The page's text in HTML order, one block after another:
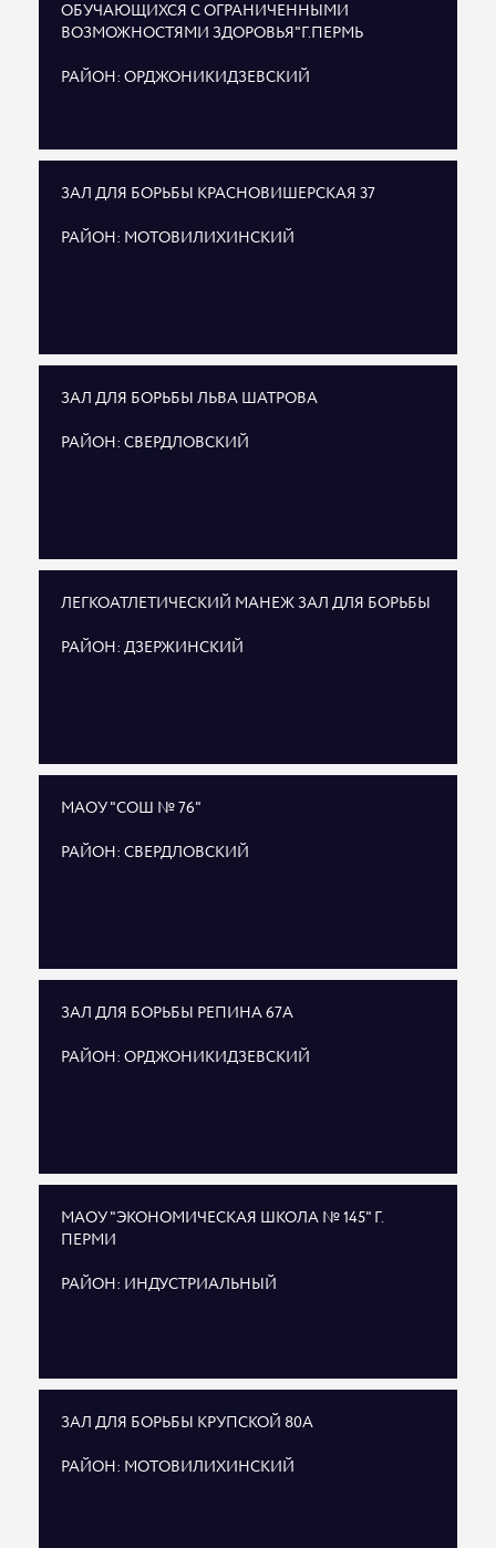
ОБУЧАЮЩИХСЯ С ОГРАНИЧЕННЫМИ
ВОЗМОЖНОСТЯМИ ЗДОРОВЬЯ"Г.ПЕРМЬ
РАЙОН: ОРДЖОНИКИДЗЕВСКИЙ
ЗАЛ ДЛЯ БОРЬБЫ КРАСНОВИШЕРСКАЯ 37
РАЙОН: МОТОВИЛИХИНСКИЙ
ЗАЛ ДЛЯ БОРЬБЫ ЛЬВА ШАТРОВА
РАЙОН: СВЕРДЛОВСКИЙ
ЛЕГКОАТЛЕТИЧЕСКИЙ МАНЕЖ ЗАЛ ДЛЯ БОРЬБЫ
РАЙОН: ДЗЕРЖИНСКИЙ
МАОУ "СОШ № 76"
РАЙОН: СВЕРДЛОВСКИЙ
ЗАЛ ДЛЯ БОРЬБЫ РЕПИНА 67А
РАЙОН: ОРДЖОНИКИДЗЕВСКИЙ
МАОУ "ЭКОНОМИЧЕСКАЯ ШКОЛА № 145" Г.
ПЕРМИ
РАЙОН: ИНДУСТРИАЛЬНЫЙ
ЗАЛ ДЛЯ БОРЬБЫ КРУПСКОЙ 80А
РАЙОН: МОТОВИЛИХИНСКИЙ